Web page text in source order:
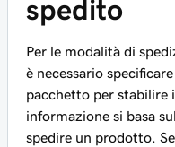
spedito
Per le modalità di
è necessario
pacchetto per stabilire
informazione si basa
spedire un prodotto.